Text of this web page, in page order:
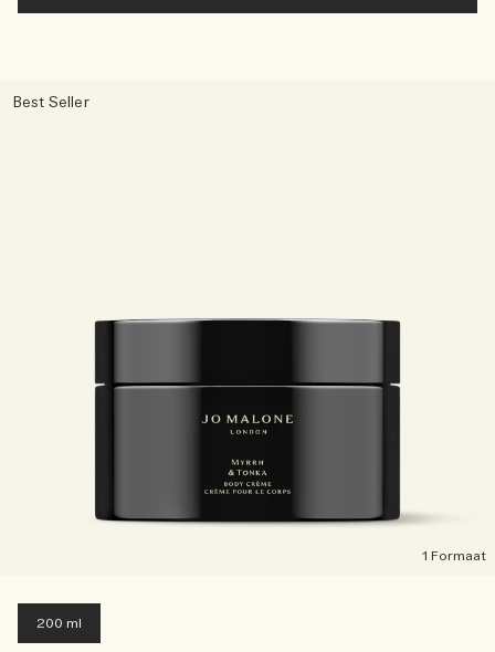
Best Seller
1 Formaat
200 ml